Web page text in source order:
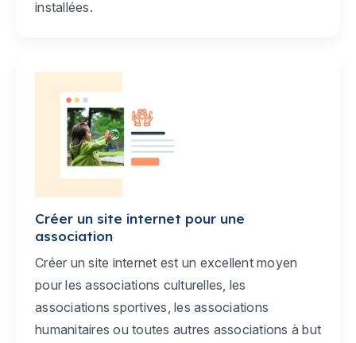
installées.
Créer un site internet pour une
association
Créer un site internet est un excellent moyen
pour les associations culturelles, les
associations sportives, les associations
humanitaires ou toutes autres associations à but